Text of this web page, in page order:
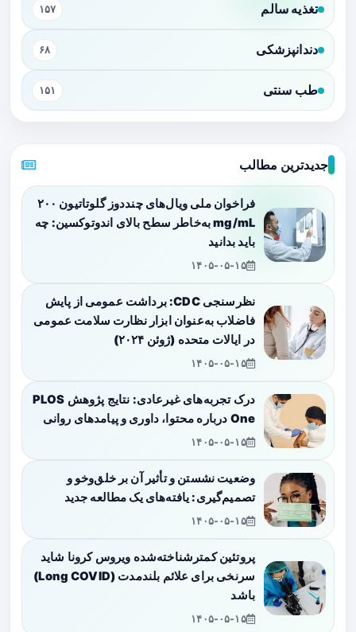
تغذیه سالم ۱۵۷
دندانپزشکی ۶۸
طب سنتی ۱۵۱
جدیدترین مطالب
فراخوان ملی ویال‌های چنددوز گلوتاتیون ۲۰۰
mg/mL به‌خاطر سطح بالای اندوتوکسین: چه
باید بدانید
۱۴۰۵-۰۵-۱۵
نظرسنجی CDC: برداشت عمومی از پایش
فاضلاب به‌عنوان ابزار نظارت سلامت عمومی
در ایالات متحده (ژوئن ۲۰۲۴)
۱۴۰۵-۰۵-۱۵
درک تجربه‌های غیرعادی: نتایج پژوهش PLOS
One درباره محتوا، داوری و پیامدهای روانی
۱۴۰۵-۰۵-۱۵
وضعیت نشستن و تأثیر آن بر خلق‌وخو و
تصمیم‌گیری: یافته‌های یک مطالعه جدید
۱۴۰۵-۰۵-۱۵
پروتئین کمترشناخته‌شده ویروس کرونا شاید
سرنخی برای علائم بلندمدت (Long COVID)
باشد
۱۴۰۵-۰۵-۱۵